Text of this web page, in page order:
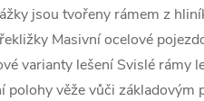
jsou tvořeny rámem z
Masivní ocelové
varianty lešení Svislé rámy
věže vůči základovým